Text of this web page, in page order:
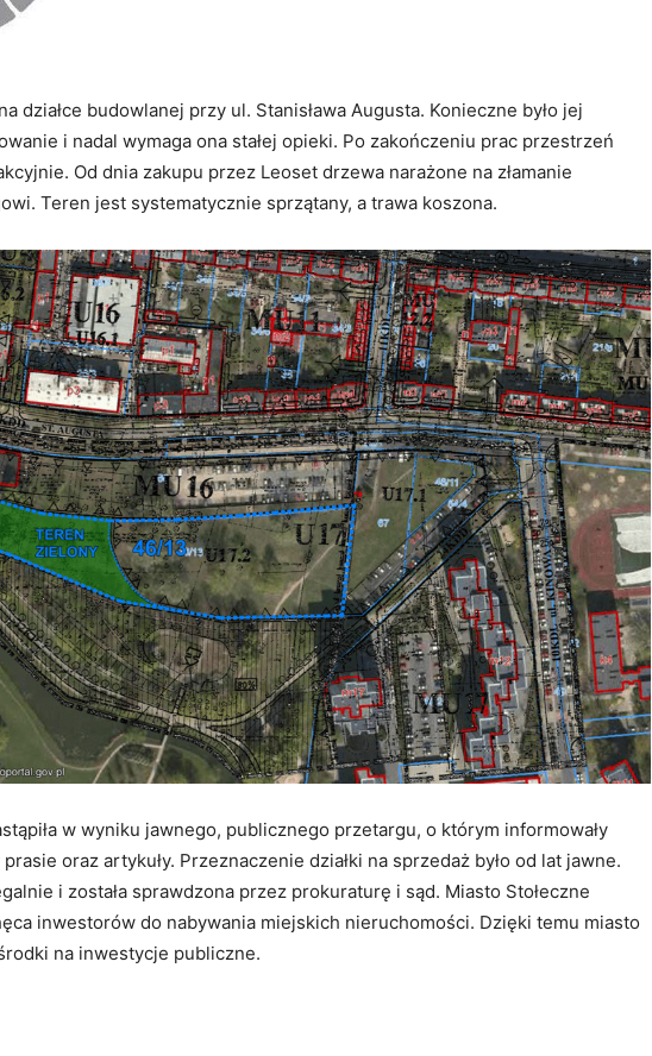
działce budowlanej przy ul. Stanisława Augusta. Konieczne było jej
i nadal wymaga ona stałej opieki. Po zakończeniu prac przestrzeń
Od dnia zakupu przez Leoset drzewa narażone na złamanie
Teren jest systematycznie sprzątany, a trawa koszona.
w wyniku jawnego, publicznego przetargu, o którym informowały
oraz artykuły. Przeznaczenie działki na sprzedaż było od lat jawne.
i została sprawdzona przez prokuraturę i sąd. Miasto Stołeczne
inwestorów do nabywania miejskich nieruchomości. Dzięki temu miasto
na inwestycje publiczne.